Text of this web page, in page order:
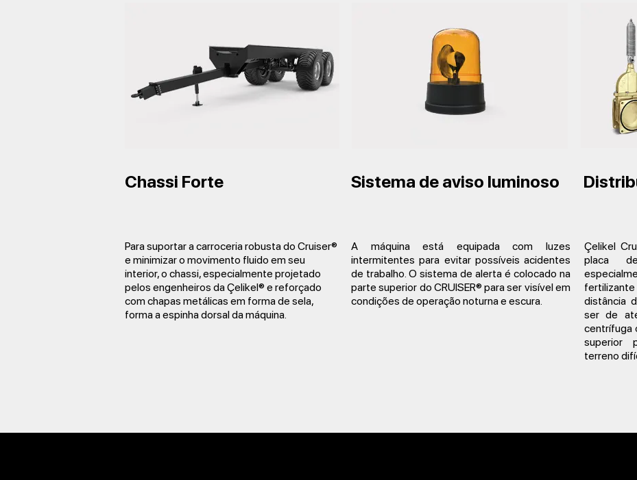
Chassi Forte Sistema de aviso luminoso
Para suportar a carroceria robusta do Cruiser®
e minimizar o movimento fluido em seu
interior, o chassi, especialmente projetado
pelos engenheiros da Çelikel® e reforçado
com chapas metálicas em forma de sela,
forma a espinha dorsal da máquina.
A máquina está equipada com luzes
intermitentes para evitar possíveis acidentes
de trabalho. O sistema de alerta é colocado na
parte superior do CRUISER® para ser visível em
condições de operação noturna e escura.
Çelikel
placa
distância
ser de
centrífuga
superior
terreno